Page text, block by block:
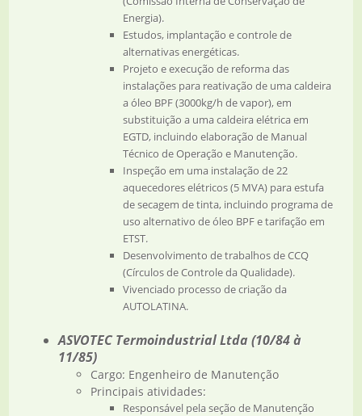
Energia).
Estudos, implantação e controle de
alternativas energéticas.
Projeto e execução de reforma das
instalações para reativação de uma caldeira
a óleo BPF (3000kg/h de vapor), em
substituição a uma caldeira elétrica em
EGTD, incluindo elaboração de Manual
Técnico de Operação e Manutenção.
Inspeção em uma instalação de 22
aquecedores elétricos (5 MVA) para estufa
de secagem de tinta, incluindo programa de
uso alternativo de óleo BPF e tarifação em
ETST.
Desenvolvimento de trabalhos de CCQ
(Círculos de Controle da Qualidade).
Vivenciado processo de criação da
AUTOLATINA.
ASVOTEC Termoindustrial Ltda (10/84 à
11/85)
Cargo: Engenheiro de Manutenção
Principais atividades:
Responsável pela seção de Manutenção